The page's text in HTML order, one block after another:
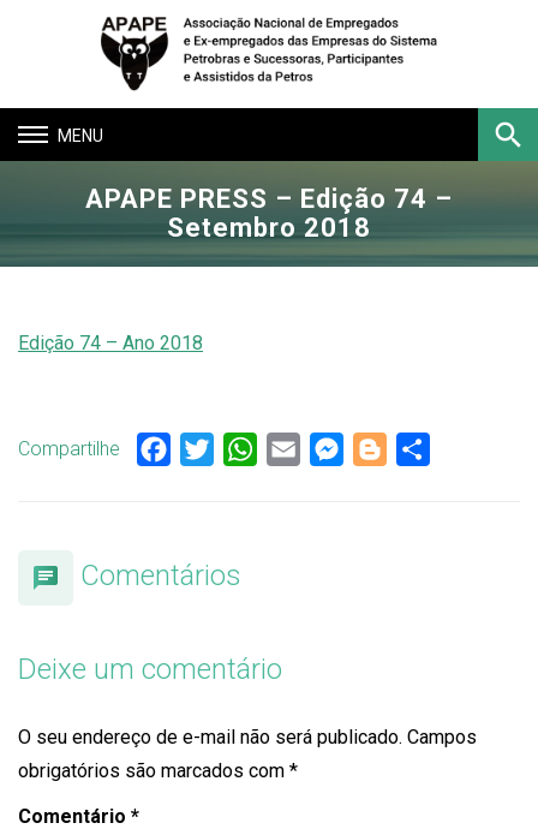
Toggle
navigation
APAPE PRESS – Edição 74 –
Setembro 2018
Edição 74 – Ano 2018
Compartilhe Facebook
TwitterWhatsApp
Email Messenger
Blogger
Comentários
Deixe um comentário
O seu endereço de e-mail não será publicado. Campos
obrigatórios são marcados com *
Comentário *